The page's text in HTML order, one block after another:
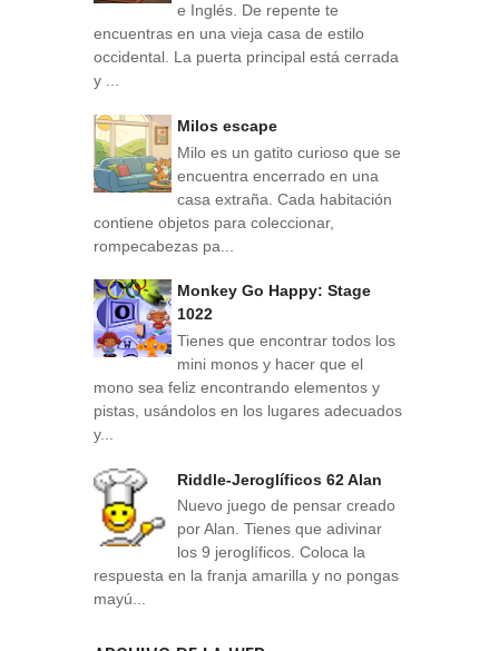
e Inglés. De repente te
encuentras en una vieja casa de estilo
occidental. La puerta principal está cerrada
y ...
Milos escape
Milo es un gatito curioso que se
encuentra encerrado en una
casa extraña. Cada habitación
contiene objetos para coleccionar,
rompecabezas pa...
Monkey Go Happy: Stage
1022
Tienes que encontrar todos los
mini monos y hacer que el
mono sea feliz encontrando elementos y
pistas, usándolos en los lugares adecuados
y...
Riddle-Jeroglíficos 62 Alan
Nuevo juego de pensar creado
por Alan. Tienes que adivinar
los 9 jeroglíficos. Coloca la
respuesta en la franja amarilla y no pongas
mayú...